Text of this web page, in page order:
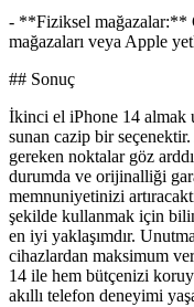
- **Fiziksel mağazalar:**
mağazaları veya Apple
## Sonuç
İkinci el iPhone 14 almak
sunan cazip bir
gereken noktalar göz
durumda ve orijinalliği
memnuniyetinizi
şekilde kullanmak için
en iyi yaklaşımdır.
cihazlardan maksimum
14 ile hem bütçenizi
akıllı telefon deneyimi